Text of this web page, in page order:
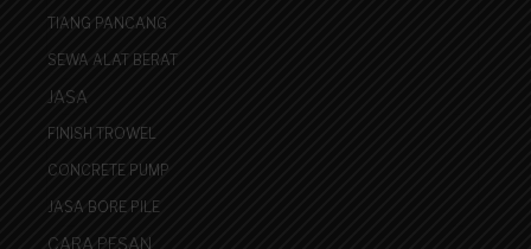
TIANG PANCANG
SEWA ALAT BERAT
JASA
FINISH TROWEL
CONCRETE PUMP
JASA BORE PILE
CARA PESAN